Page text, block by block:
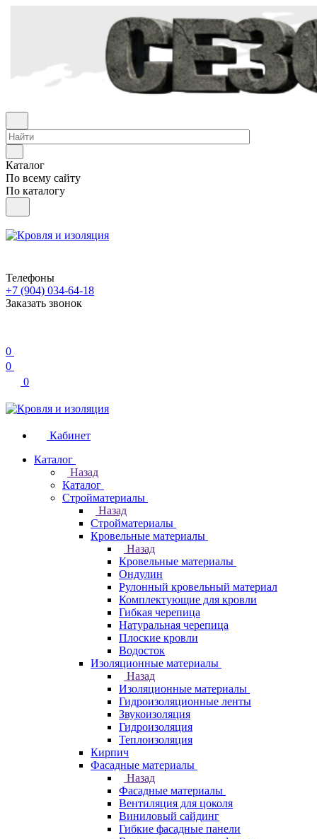
Каталог
По всему сайту
По каталогу
Телефоны
+7 (904) 034-64-18
Заказать звонок
0
0
0
Кабинет
Каталог
Назад
Каталог
Стройматериалы
Назад
Стройматериалы
Кровельные материалы
Назад
Кровельные материалы
Ондулин
Рулонный кровельный материал
Комплектующие для кровли
Гибкая черепица
Натуральная черепица
Плоские кровли
Водосток
Изоляционные материалы
Назад
Изоляционные материалы
Гидроизоляционные ленты
Звукоизоляция
Гидроизоляция
Теплоизоляция
Кирпич
Фасадные материалы
Назад
Фасадные материалы
Вентиляция для цоколя
Виниловый сайдинг
Гибкие фасадные панели